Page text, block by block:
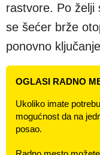
rastvore. Po želji
se šećer brže
ponovno
OGLASI RADNO
Ukoliko imate
mogućnost da na
posao.